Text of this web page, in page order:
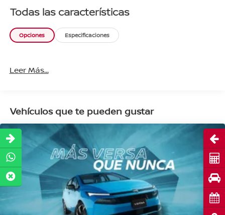
Todas las características
Opciones Especificaciones
Leer Más...
Vehículos que te pueden gustar